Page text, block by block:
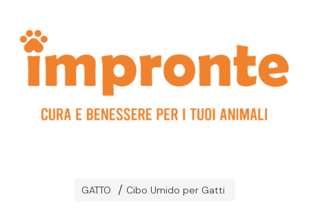
GATTO Cibo Umido per Gatti